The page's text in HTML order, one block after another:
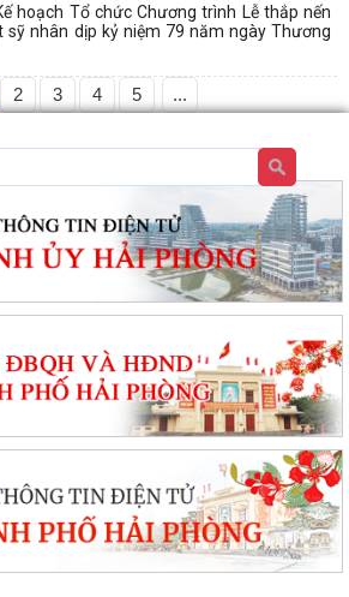
hoạch Tổ chức Chương trình Lễ thắp nến
sỹ nhân dịp kỷ niệm 79 năm ngày Thương
2 3 4 5 ...